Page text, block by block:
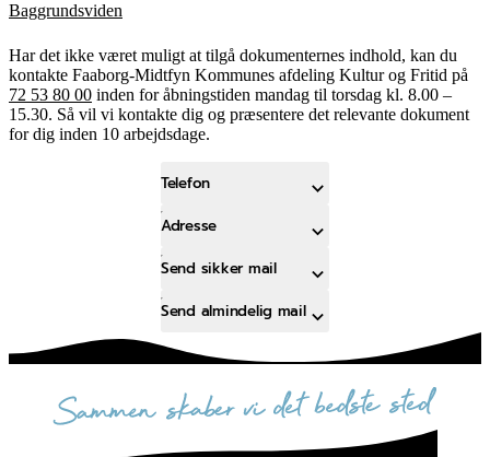
Baggrundsviden
Har det ikke været muligt at tilgå dokumenternes indhold, kan du
kontakte Faaborg-Midtfyn Kommunes afdeling Kultur og Fritid på
72 53 80 00 inden for åbningstiden mandag til torsdag kl. 8.00 –
15.30. Så vil vi kontakte dig og præsentere det relevante dokument
for dig inden 10 arbejdsdage.
Telefon
Adresse
Send sikker mail
Send almindelig mail
sammen skaber vi det bedste sted